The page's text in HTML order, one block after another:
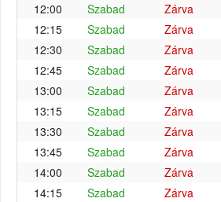
12:00
Szabad Zárva
12:15
Szabad Zárva
12:30
Szabad Zárva
12:45
Szabad Zárva
13:00
Szabad Zárva
13:15
Szabad Zárva
13:30
Szabad Zárva
13:45
Szabad Zárva
14:00
Szabad Zárva
14:15
Szabad Zárva